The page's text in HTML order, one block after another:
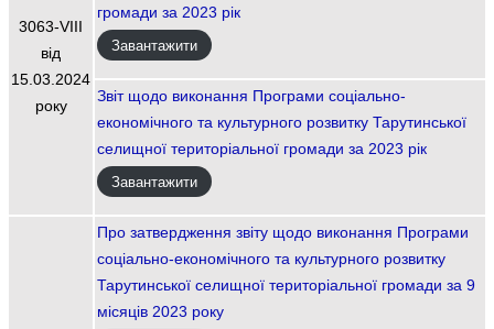
3063-VIIІ
від
15.03.2024
року
громади за 2023 рік
Завантажити
Звіт щодо виконання Програми соціально-
економічного та культурного розвитку Тарутинської
селищної територіальної громади за 2023 рік
Завантажити
Про затвердження звіту щодо виконання Програми
соціально-економічного та культурного розвитку
Тарутинської селищної територіальної громади за 9
місяців 2023 року